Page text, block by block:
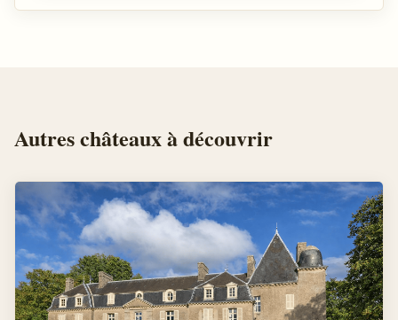
Autreschâteauxà découvrir